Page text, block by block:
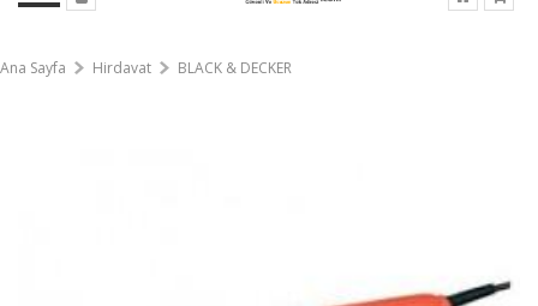
Ana Sayfa Hirdavat BLACK & DECKER